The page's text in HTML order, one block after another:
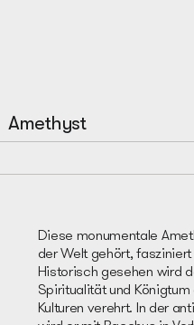
Amethyst
Diese monumentale
der Welt gehört,
Historisch gesehen wird
Spiritualität und
Kulturen verehrt. In der